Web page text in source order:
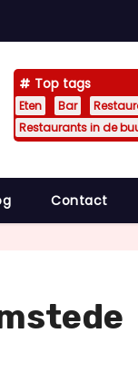
Top tags
Eten Bar
Restaurants in de
Contact